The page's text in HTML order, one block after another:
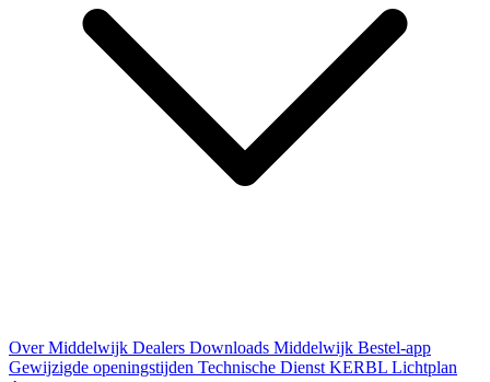
Over Middelwijk Dealers Downloads Middelwijk Bestel-app
Gewijzigde openingstijden Technische Dienst KERBL Lichtplan